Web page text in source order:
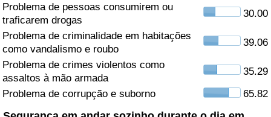
Problema de pessoas consumirem ou
traficarem drogas
30.00
Problema de criminalidade em habitações
como vandalismo e roubo
39.06
Problema de crimes violentos como
assaltos à mão armada
35.29
Problema de corrupção e suborno
65.82
Indicador de Poluição (Atual)
Índice de poluição
Indicador de Poluição por País
Trânsito